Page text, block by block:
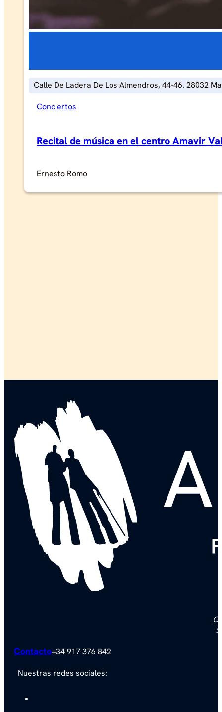
Calle De Ladera De Los Almendros, 44-46. 28032
Conciertos
Recital de música en el centro Amavir
Ernesto Romo
Contacto+34 917 376 842
Nuestras redes sociales: